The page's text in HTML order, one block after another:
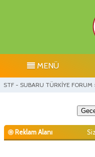
MENÜ
STF - SUBARU TÜRKİYE FORUM
Reklam Alanı